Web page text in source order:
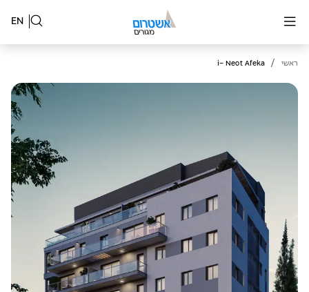
EN
ראשי /
i- Neot Afeka